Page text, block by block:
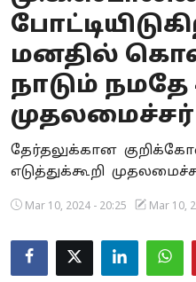
Business
Crime
Tamilnadu
National
World
Spirituality
மனதில்
நாடும் நமதே
தேர்தலுக்கான
எடுத்துக்கூறி
Mar 10, 2024 - 20:25 Mar 10,